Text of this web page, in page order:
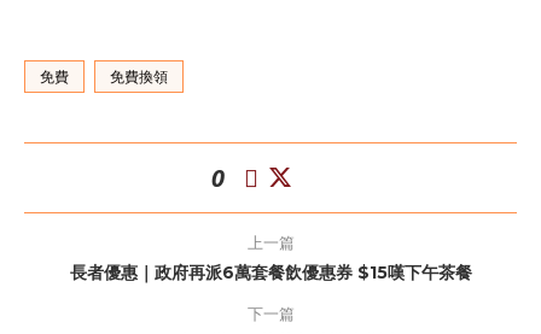
免費 免費換領
0
上一篇
長者優惠｜政府再派6萬套餐飲優惠券 $15嘆下午茶餐
下一篇